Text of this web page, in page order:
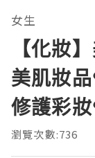
女生
【化妝
美肌妝
修護彩
瀏覽次數:736